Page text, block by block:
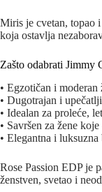
Miris je cvetan, topao
koja ostavlja
Zašto odabrati Jimmy
• Egzotičan i moderan
• Dugotrajan i
• Idealan za proleće,
• Savršen za žene
• Elegantna i luksuzna
Rose Passion EDP je
ženstven, svetao i